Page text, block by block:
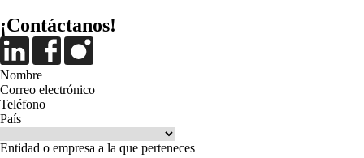
¡Contáctanos!
Nombre
Correo electrónico
Teléfono
País
Entidad o empresa a la que perteneces